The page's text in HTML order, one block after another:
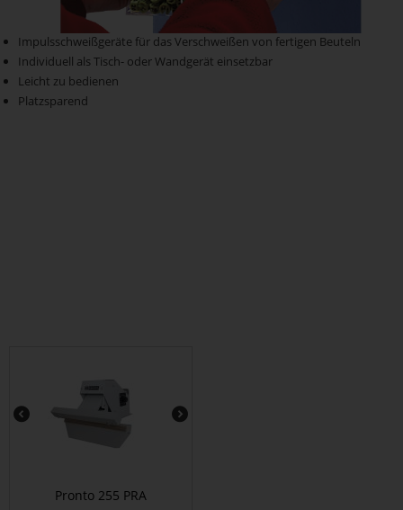
Impulsschweißgeräte für das Verschweißen von fertigen Beuteln
Individuell als Tisch- oder Wandgerät einsetzbar
Leicht zu bedienen
Platzsparend
Pronto 255 PRA